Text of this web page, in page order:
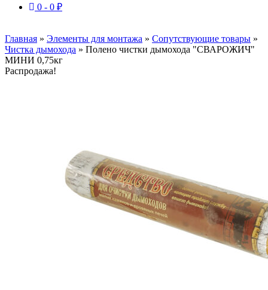
0 - 0 ₽
Главная » Элементы для монтажа » Сопутствующие товары »
Чистка дымохода » Полено чистки дымохода "СВАРОЖИЧ"
МИНИ 0,75кг
Распродажа!